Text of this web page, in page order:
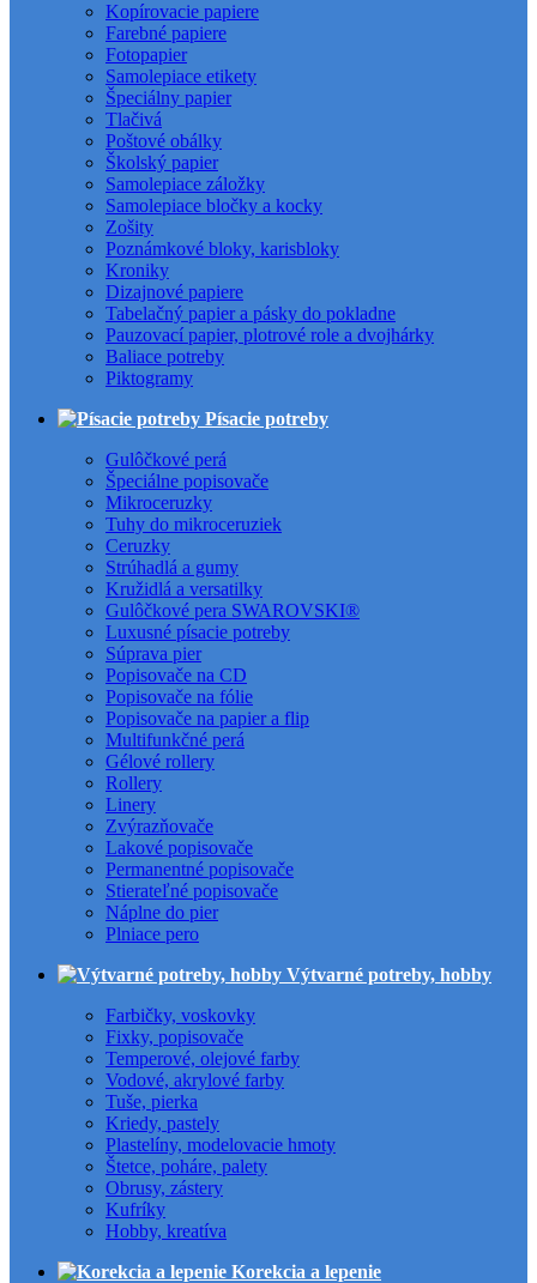
Kopírovacie papiere
Farebné papiere
Fotopapier
Samolepiace etikety
Špeciálny papier
Tlačivá
Poštové obálky
Školský papier
Samolepiace záložky
Samolepiace bločky a kocky
Zošity
Poznámkové bloky, karisbloky
Kroniky
Dizajnové papiere
Tabelačný papier a pásky do pokladne
Pauzovací papier, plotrové role a dvojhárky
Baliace potreby
Piktogramy
Písacie potreby
Gulôčkové perá
Špeciálne popisovače
Mikroceruzky
Tuhy do mikroceruziek
Ceruzky
Strúhadlá a gumy
Kružidlá a versatilky
Gulôčkové pera SWAROVSKI®
Luxusné písacie potreby
Súprava pier
Popisovače na CD
Popisovače na fólie
Popisovače na papier a flip
Multifunkčné perá
Gélové rollery
Rollery
Linery
Zvýrazňovače
Lakové popisovače
Permanentné popisovače
Stierateľné popisovače
Náplne do pier
Plniace pero
Výtvarné potreby, hobby
Farbičky, voskovky
Fixky, popisovače
Temperové, olejové farby
Vodové, akrylové farby
Tuše, pierka
Kriedy, pastely
Plastelíny, modelovacie hmoty
Štetce, poháre, palety
Obrusy, zástery
Kufríky
Hobby, kreatíva
Korekcia a lepenie